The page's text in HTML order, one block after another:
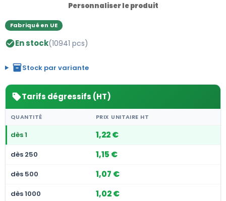
Personnaliser le produit
Fabriqué en UE
check_circleEn stock(10941 pcs)
inventory_2Stock par variante
sellTarifs dégressifs (HT)
QUANTITÉ PRIX UNITAIRE HT
dès 1 1,22 €
dès 250 1,15 €
dès 500 1,07 €
dès 1000 1,02 €